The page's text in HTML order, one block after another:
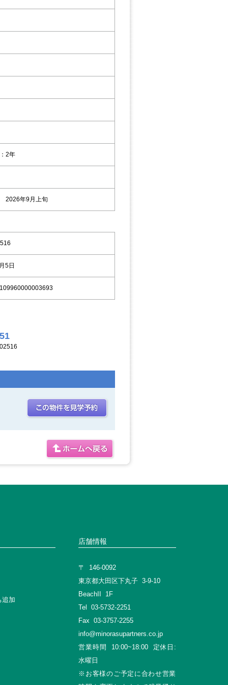
2年
2026年9月上旬
5日
追加
店舗情報
〒 146-0092
東京都大田区下丸子 3-9-10
BeachII 1F
Tel 03-5732-2251
Fax 03-3757-2255
info@minorasupartners.co.jp
営業時間 10:00~18:00 定休日:
水曜日
※お客様のご予定に合わせ営業